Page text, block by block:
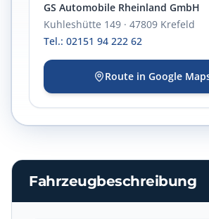
GS Automobile Rheinland GmbH
Kuhleshütte 149 · 47809 Krefeld
Tel.: 02151 94 222 62
Route in Google
Fahrzeugbeschreibung